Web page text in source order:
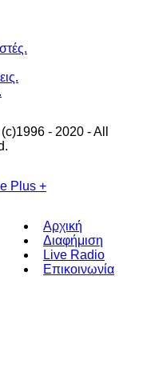
- 2020 - All
Plus +
Αρχική
Διαφήμιση
Live Radio
Επικοινωνία